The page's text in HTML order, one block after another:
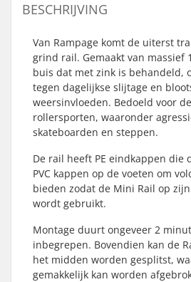
BESCHRIJVING
Van Rampage komt de uiterst
grind rail. Gemaakt van massief
buis dat met zink is behandeld,
tegen dagelijkse slijtage en
weersinvloeden. Bedoeld voor
rollersporten, waaronder
skateboarden en steppen.
De rail heeft PE eindkappen die
PVC kappen op de voeten om
bieden zodat de Mini Rail op
wordt gebruikt.
Montage duurt ongeveer 2
inbegrepen. Bovendien kan de
het midden worden gesplitst,
gemakkelijk kan worden